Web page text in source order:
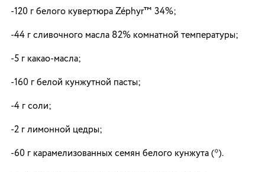
-120 г белого кувертюра Zéphyr™ 34%;
-44 г сливочного масла 82% комнатной температуры;
-5 г какао-масла;
-160 г белой кунжутной пасты;
-4 г соли;
-2 г лимонной цедры;
-60 г карамелизованных семян белого кунжута (*).